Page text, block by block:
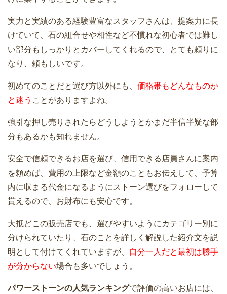
実力と実績のある経験豊富なスタッフさんは、提案力に長
けていて、石の組合せや相性など不慣れな初心者では難し
い部分もしっかりとカバーしてくれるので、とても頼りに
なり、頼もしいです。
初めてのことだと選び方以外にも、 価格帯もどんなものか
と迷う ことがありますよね。
強引な押し売りされたらどうしようとかまだ半信半疑な部
分もあるかも知れません。
安全で信頼できるお店を選び、信用できる店員さんに案内
を頼めば、費用の上限など金額のこともお伝えして、予算
内に収まる代金になるようにストーン選びをフォローして
貰えるので、お財布にも安心です。
大抵どこの販売店でも、選びやすいようにカテゴリー別に
分けられていたり、石のことを詳しく解説した紹介文を説
明として付けてくれていますが、
自分一人だと最初は勝手
が分からない場合も多いでしょう。
パワーストーンの人気ランキングで評価の高いお店には、